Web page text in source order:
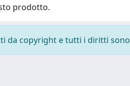
prodotto.
da copyright e tutti i diritti